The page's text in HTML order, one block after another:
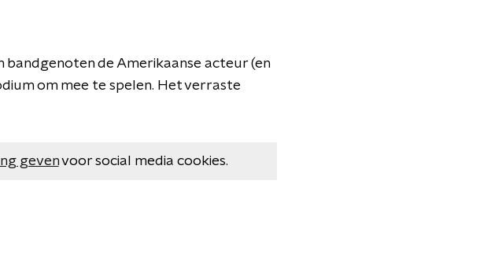
bandgenoten de Amerikaanse acteur (en
om mee te spelen. Het verraste
gevenvoor social media cookies.